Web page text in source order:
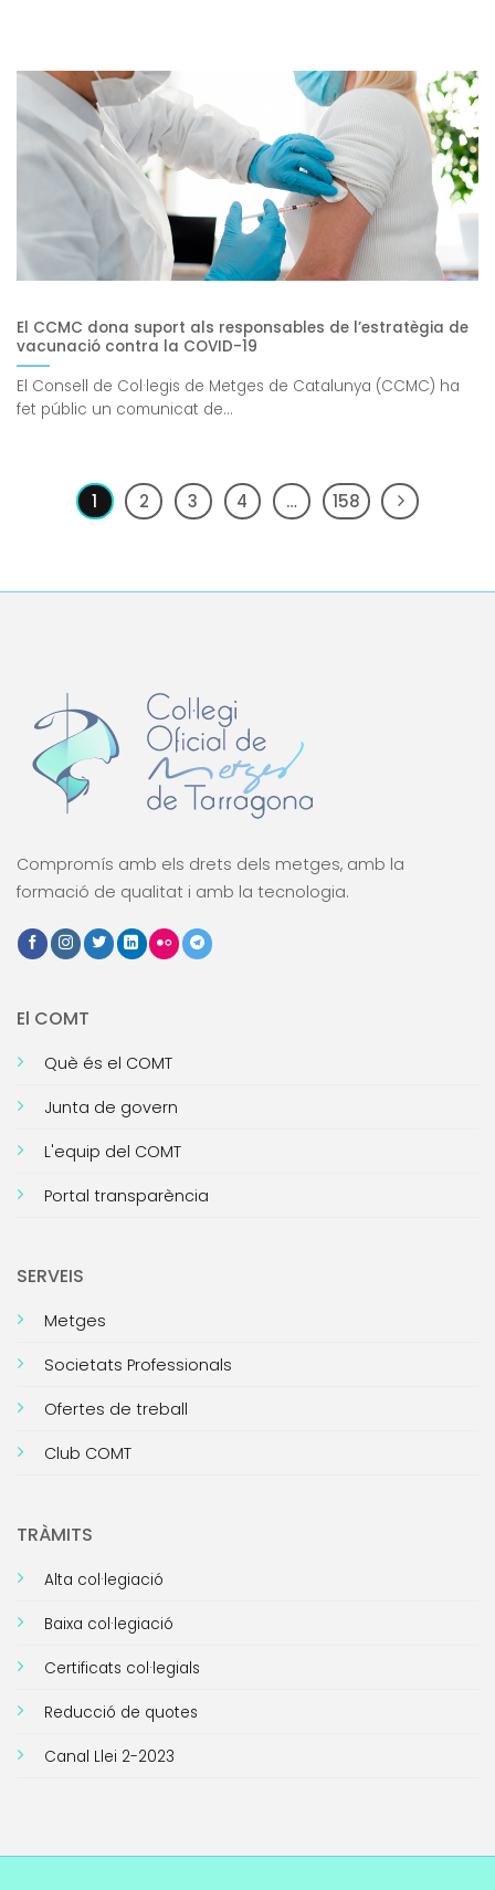
El CCMC dona suport als responsables de l’estratègia de
vacunació contra la COVID-19
El Consell de Col·legis de Metges de Catalunya (CCMC) ha
fet públic un comunicat de...
1 2 3 4 … 158
Compromís amb els drets dels metges, amb la
formació de qualitat i amb la tecnologia.
El COMT
Què és el COMT
Junta de govern
L'equip del COMT
Portal transparència
SERVEIS
Metges
Societats Professionals
Ofertes de treball
Club COMT
TRÀMITS
Alta col·legiació
Baixa col·legiació
Certificats col·legials
Reducció de quotes
Canal Llei 2-2023